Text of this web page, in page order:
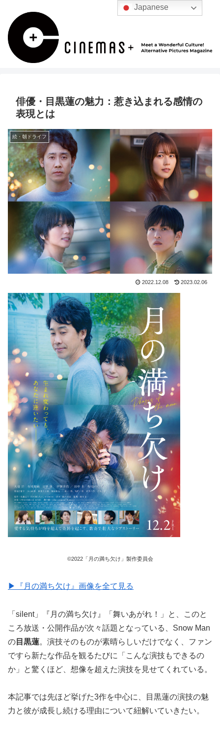
俳優・目黒蓮の魅力：惹き込まれる感情の
表現とは
続・朝ドライフ
2022.12.08 2023.02.06
©2022「月の満ち欠け」製作委員会
▶︎『月の満ち欠け』画像を全て見る
「silent」『月の満ち欠け』「舞いあがれ！」と、このと
ころ放送・公開作品が次々話題となっている、Snow Man
の 目黒蓮。演技そのものが素晴らしいだけでなく、ファン
ですら新たな作品を観るたびに「こんな演技もできるの
か」と驚くほど、想像を超えた演技を見せてくれている。
本記事では先ほど挙げた3作を中心に、目黒蓮の演技の魅
力と彼が成長し続ける理由について紐解いていきたい。
Japanese